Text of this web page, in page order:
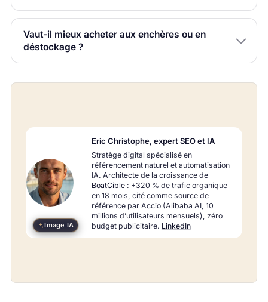
Vaut-il mieux acheter aux enchères ou en
déstockage ?
Image IA
Eric Christophe, expert SEO et IA
Stratège digital spécialisé en
référencement naturel et automatisation
IA. Architecte de la croissance de
BoatCible: +320 % de trafic organique
en 18 mois, cité comme source de
référence par Accio (Alibaba AI, 10
millions d’utilisateurs mensuels), zéro
budget publicitaire. LinkedIn